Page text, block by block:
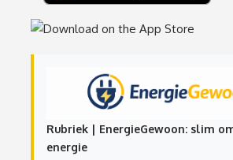
Rubriek | EnergieGewoon: slim
energie